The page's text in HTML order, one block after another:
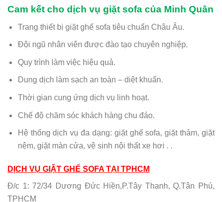
Cam kết cho dịch vụ giặt sofa của Minh Quân
Trang thiết bị giặt ghế sofa tiêu chuẩn Châu Âu.
Đội ngũ nhân viên được đào tạo chuyên nghiệp.
Quy trình làm việc hiệu quả.
Dung dịch làm sạch an toàn – diệt khuẩn.
Thời gian cung ứng dịch vụ linh hoạt.
Chế độ chăm sóc khách hàng chu đáo.
Hệ thống dịch vụ đa dạng: giặt ghế sofa, giặt thảm, giặt
nệm, giặt màn cửa, vệ sinh nội thất xe hơi . .
DỊCH VỤ GIẶT GHẾ SOFA TẠI TPHCM
Đ/c 1: 72/34 Dương Đức Hiền,P.Tây Thạnh, Q.Tân Phú,
TPHCM